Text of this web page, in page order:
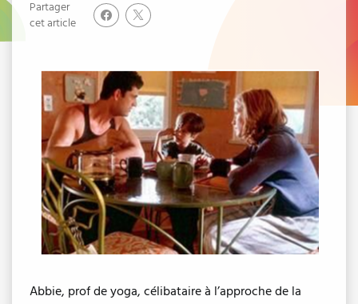
Partager
cet article
Abbie, prof de yoga, célibataire à l’approche de la